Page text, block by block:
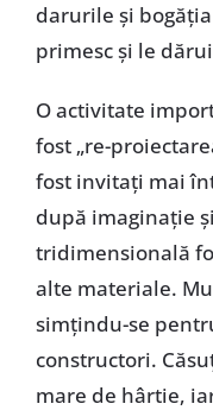
darurile şi
primesc şi le
O activitate
fost „re-
fost invitaţi mai
după imaginaţie
tridimensională
alte materiale.
simţindu-se
constructori.
mare de hârtie,